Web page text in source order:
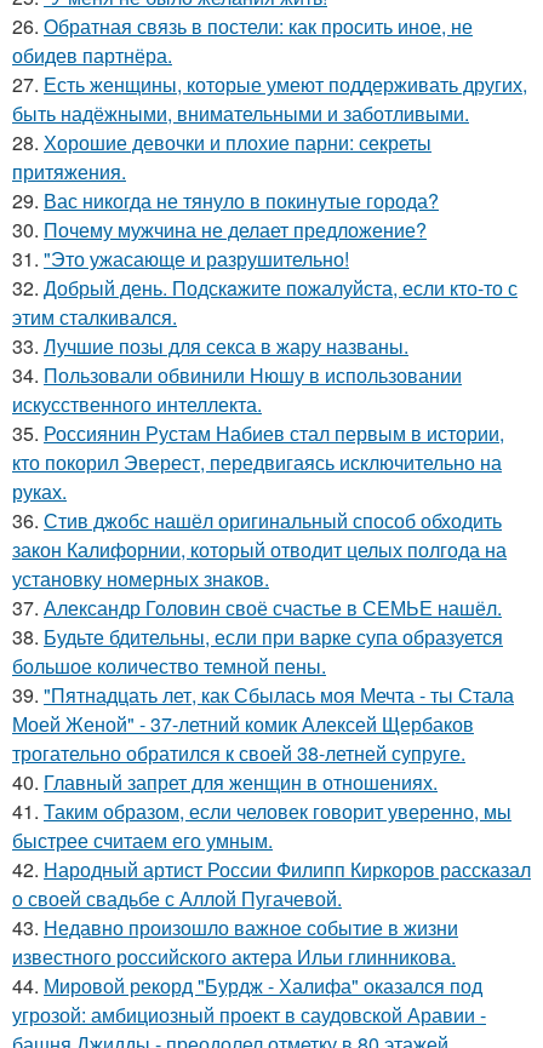
26. Обратная связь в постели: как просить иное, не
обидев партнёра.
27. Есть женщины, которые умеют поддерживать других,
быть надёжными, внимательными и заботливыми.
28. Хорошие девочки и плохие парни: секреты
притяжения.
29. Вас никогда не тянуло в покинутые города?
30. Почему мужчина не делает предложение?
31. "Это ужасающе и разрушительно!
32. Добрый день. Подскaжите пожалуйста, если кто-то с
этим сталкивался.
33. Лучшие позы для секса в жару названы.
34. Пользовали обвинили Нюшу в использовании
искусственного интеллекта.
35. Россиянин Рустам Набиев стал первым в истории,
кто покорил Эверест, передвигаясь исключительно на
руках.
36. Стив джобс нашёл оригинальный способ обходить
закон Калифорнии, который отводит целых полгода на
установку номерных знаков.
37. Александр Головин своё счастье в СЕМЬЕ нашёл.
38. Будьте бдительны, если при варке супа образуется
большое количество темной пены.
39. "Пятнадцать лет, как Сбылась моя Мечта - ты Стала
Моей Женой" - 37-летний комик Алексей Щербаков
трогательно обратился к своей 38-летней супруге.
40. Главный запрет для женщин в отношениях.
41. Таким образом, если человек говорит уверенно, мы
быстрее считаем его умным.
42. Народный артист России Филипп Киркоров рассказал
о своей свадьбе с Аллой Пугачевой.
43. Недавно произошло важное событие в жизни
известного российского актера Ильи глинникова.
44. Мировой рекорд "Бурдж - Халифа" оказался под
угрозой: амбициозный проект в саудовской Аравии -